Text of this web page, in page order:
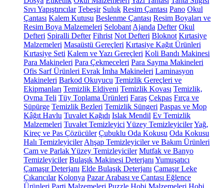
Sıvı Yapıştırıcılar Tebeşir Suluk Resim Çantası Pano Okul
Çantası Kalem Kutusu Beslenme Çantası Resim Boyaları ve
Resim Boya Malzemeleri Selobant Ajanda Defter Okul
Defteri Spiralli Defter Fihrist Not Defteri Bloknot Kırtasiye
Malzemeleri Masaüstü Gereçleri Kırtasiye Kağıt Ürünleri
Kırtasiye Seti Kalem ve Yazı Gereçleri Koli Bandı Makinesi
Para Makineleri Para Çekmeceleri Para Sayma Makineleri
Ofis Sarf Ürünleri Evrak İmha Makineleri Laminasyon
Makineleri Barkod Okuyucu Temizlik Gereçleri ve
Ekipmanları Temizlik Eldiveni Temizlik Kovası Temizlik,
Ovma Teli Tüy Toplama Ürünleri Faraş Çekpas Fırça ve
Süpürge Temizlik Bezleri Temizlik Süngeri Paspas ve Mop
Kâğıt Havlu Tuvalet Kağıdı Islak Mendil Ev Temizlik
Malzemeleri Tuvalet Temizleyici Yüzey TemizleyicilerYağ,
Kireç ve Pas Çözücüler Çubuklu Oda Kokusu Oda Kokusu
Halı Temizleyiciler Ahşap Temizleyiciler ve Bakım Ürünleri
Cam ve Parlak Yüzey Temizleyiciler Mutfak ve Banyo
Temizleyiciler Bulaşık Makinesi Deterjanı Yumuşatıcı
Çamaşır Deterjanı Elde Bulaşık Deterjanı Çamaşır Leke
Çıkarıcılar Kolonya Pazar Arabası ve Çantası Eğlence
Ürünleri Parti Malzemeleri Puzzle Hobi Malzemeleri Hobi